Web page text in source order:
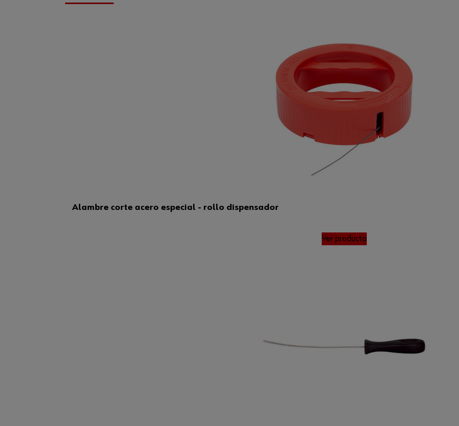
Alambre corte acero especial - rollo dispensador
Ver producto